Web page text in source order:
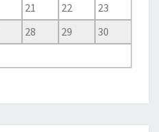
21 22
23
28 29
30